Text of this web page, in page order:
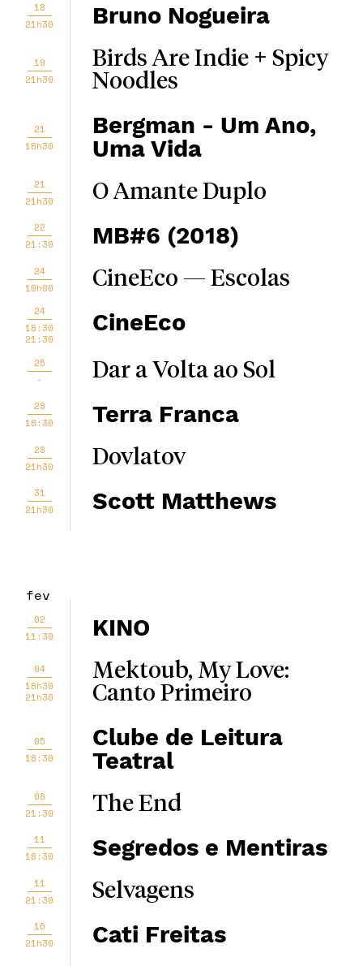
18
21h30
Bruno Nogueira
19
21h30
Birds Are Indie + Spicy
Noodles
21
18h30
Bergman - Um Ano,
Uma Vida
21
21h30
O Amante Duplo
22
21:30
MB#6 (2018)
24
10h00
CineEco — Escolas
24
18:30
21:30
CineEco
25
-
Dar a Volta ao Sol
28
18:30
Terra Franca
28
21h30
Dovlatov
31
21h30
Scott Matthews
fev
02
11:30
KINO
04
18h30
21h30
Mektoub, My Love:
Canto Primeiro
05
18:30
Clube de Leitura
Teatral
08
21:30
The End
11
18:30
Segredos e Mentiras
11
21:30
Selvagens
16
21h30
Cati Freitas